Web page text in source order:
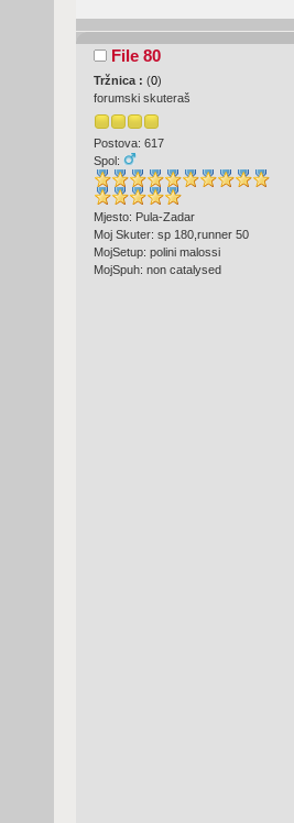
File 80
Tržnica : (0)
forumski skuteraš
Postova: 617
Spol:
Mjesto: Pula-Zadar
Moj Skuter: sp 180,runner 50
MojSetup: polini malossi
MojSpuh: non catalysed